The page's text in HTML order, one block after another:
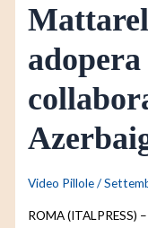
Video Pillole/
ROMA (ITALPRESS)